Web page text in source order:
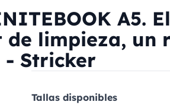
A5.
limpieza, un
- Stricker
Tallas disponibles